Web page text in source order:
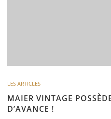
LES ARTICLES
MAIER VINTAGE
D’AVANCE !